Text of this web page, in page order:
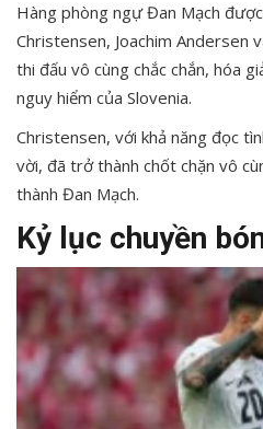
Hàng phòng ngự Đan Mạch
Christensen, Joachim Andersen
thi đấu vô cùng chắc chắn, hóa
nguy hiểm của Slovenia.
Christensen, với khả năng đọc
vời, đã trở thành chốt chặn vô
thành Đan Mạch.
Kỷ lục chuyền